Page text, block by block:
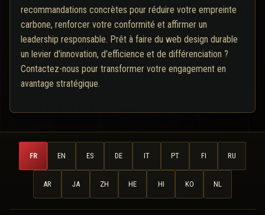
recommandations concrètes pour réduire votre empreinte
carbone, renforcer votre conformité et affirmer un
leadership responsable. Prêt à faire du web design durable
un levier d'innovation, d'efficience et de différenciation ?
Contactez-nous pour transformer votre engagement en
avantage stratégique.
FR EN ES DE IT PT FI RU
AR JA ZH HE HI KO NL